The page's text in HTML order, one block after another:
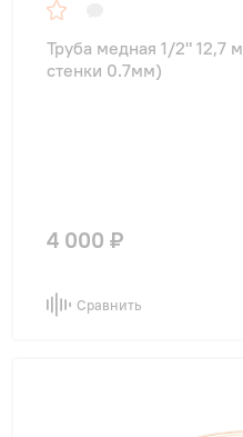
Труба медная 1/2" 12,7
стенки 0.7мм)
4 000 ₽
Сравнить